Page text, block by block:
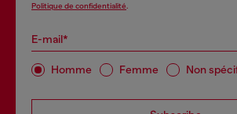
Politique de confidentialité
E-mail*
Homme Femme Non